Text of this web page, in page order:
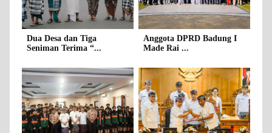
Dua Desa dan Tiga
Seniman Terima “...
Anggota DPRD Badung I
Made Rai ...